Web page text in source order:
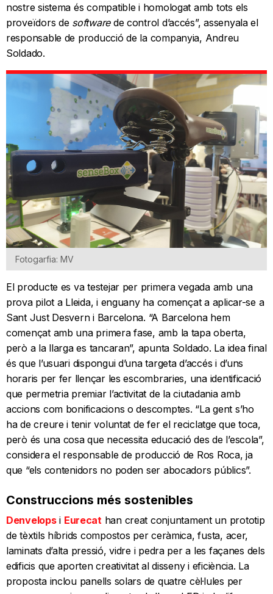
nostre sistema és compatible i homologat amb tots els
proveïdors de softwarede control d’accés”, assenyala el
responsable de producció de la companyia, Andreu
Soldado.
Fotogarfia: MV
El producte es va testejar per primera vegada amb una
prova pilot a Lleida, i enguany ha començat a aplicar-se a
Sant Just Desvern i Barcelona. “A Barcelona hem
començat amb una primera fase, amb la tapa oberta,
però a la llarga es tancaran”, apunta Soldado. La idea final
és que l’usuari dispongui d’una targeta d’accés i d’uns
horaris per fer llençar les escombraries, una identificació
que permetria premiar l’activitat de la ciutadania amb
accions com bonificacions o descomptes. “La gent s’ho
ha de creure i tenir voluntat de fer el reciclatge que toca,
però és una cosa que necessita educació des de l’escola”,
considera el responsable de producció de Ros Roca, ja
que “els contenidors no poden ser abocadors públics”.
Construccions més sostenibles
Denvelopsi Eurecathan creat conjuntament un prototip
de tèxtils híbrids compostos per ceràmica, fusta, acer,
laminats d’alta pressió, vidre i pedra per a les façanes dels
edificis que aporten creativitat al disseny i eficiència. La
proposta inclou panells solars de quatre cèl·lules per